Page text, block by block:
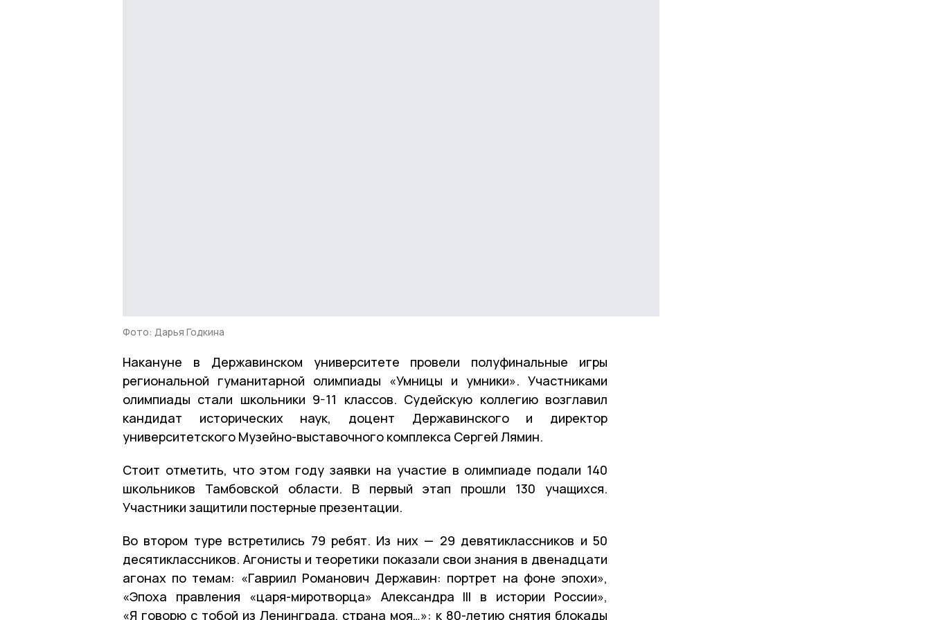
Фото: Дарья Годкина
Накануне в Державинском университете провели полуфинальные игры
региональной гуманитарной олимпиады «Умницы и умники». Участниками
олимпиады стали школьники 9-11 классов. Судейскую коллегию возглавил
кандидат исторических наук, доцент Державинского и директор
университетского Музейно-выставочного комплекса Сергей Лямин.
Стоит отметить, что этом году заявки на участие в олимпиаде подали 140
школьников Тамбовской области. В первый этап прошли 130 учащихся.
Участники защитили постерные презентации.
Во втором туре встретились 79 ребят. Из них — 29 девятиклассников и 50
десятиклассников. Агонисты и теоретики показали свои знания в двенадцати
агонах по темам: «Гавриил Романович Державин: портрет на фоне эпохи»,
«Эпоха правления «царя-миротворца» Александра III в истории России»,
«Я говорю с тобой из Ленинграда, страна моя…»: к 80-летию снятия блокады